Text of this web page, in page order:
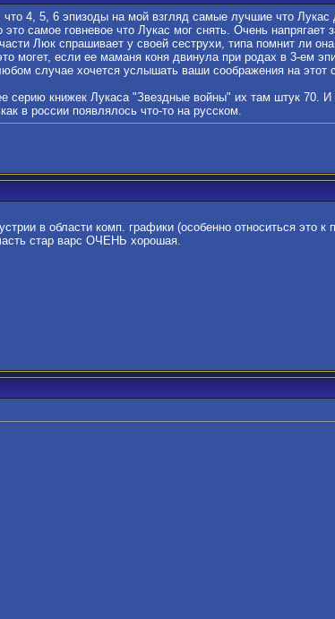
что 4, 5, 6 эпизоды на мой взгляд самые лучшие что
самое говневое что Лукас мог снять. Очень
Люк спрашивает у своей сеструхи, типа помнит ли
могет, если ее маманя коня двинула при родах в 3-ем
случае хочется услышать ваши соображения на этот
серию книжек Лукаса "Звездные войны" их там штук 70.
в россии появлялось что-то на русском.
в области комп. графики (особенно относиться это
стар варс ОЧЕНЬ хорошая.